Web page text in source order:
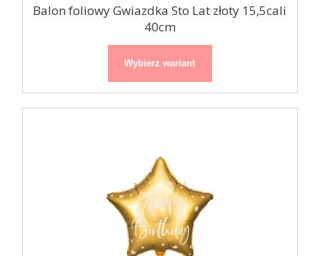
Balon foliowy Gwiazdka Sto Lat złoty 15,5cali
40cm
Wybierz wariant